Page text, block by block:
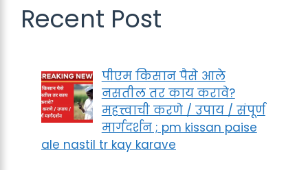
Recent Post
पीएम किसान पैसे आले
नसतील तर काय करावे?
महत्त्वाची करणे / उपाय / संपूर्ण
मार्गदर्शन ; pm kissan paise
ale nastil tr kay karave